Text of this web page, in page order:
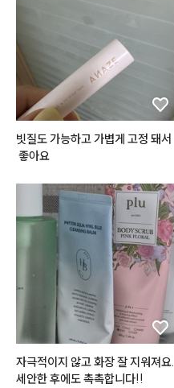
하고 발색력도 좋고 주름에 끼이지
도 않아요. 팔레트가 예상했던대로
엄청난 초미니 사이즈이긴 한데,
다 쓰면 재구매의사 매우 있습니
다❣️❣️
빗질도 가능하고 가볍게 고정 돼서
좋아요
자극적이지 않고 화장 잘 지워져요.
세안한 후에도 촉촉합니다!!